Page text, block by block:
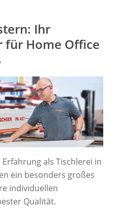
Ihr
für Home Office
als Tischlerei in
ein besonders großes
individuellen
Qualität.